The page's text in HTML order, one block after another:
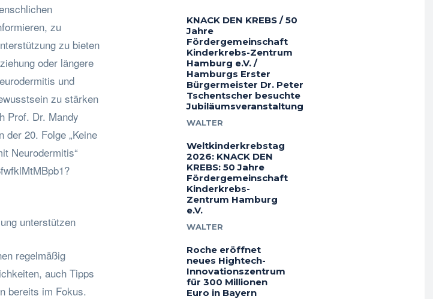
zu
zu bieten
oder längere
und
zu stärken
Prof. Dr. Mandy
der 20. Folge „Keine
Neurodermitis“
unterstützen
regelmäßig
auch Tipps
bereits im Fokus.
KNACK DEN KREBS / 50
Jahre
Fördergemeinschaft
Kinderkrebs-Zentrum
Hamburg e.V. /
Hamburgs Erster
Bürgermeister Dr. Peter
Tschentscher besuchte
Jubiläumsveranstaltung
WALTER
Weltkinderkrebstag
2026: KNACK DEN
KREBS: 50 Jahre
Fördergemeinschaft
Kinderkrebs-
Zentrum Hamburg
e.V.
WALTER
Roche eröffnet
neues Hightech-
Innovationszentrum
für 300 Millionen
Euro in Bayern